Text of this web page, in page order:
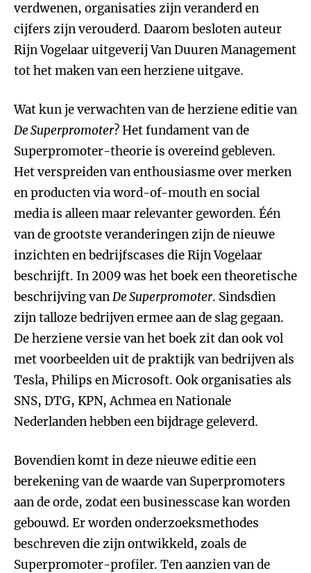
verdwenen, organisaties zijn veranderd en
cijfers zijn verouderd. Daarom besloten auteur
Rijn Vogelaar uitgeverij Van Duuren Management
tot het maken van een herziene uitgave.
Wat kun je verwachten van de herziene editie van
De Superpromoter? Het fundament van de
Superpromoter-theorie is overeind gebleven.
Het verspreiden van enthousiasme over merken
en producten via word-of-mouth en social
media is alleen maar relevanter geworden. Één
van de grootste veranderingen zijn de nieuwe
inzichten en bedrijfscases die Rijn Vogelaar
beschrijft. In 2009 was het boek een theoretische
beschrijving vanDe Superpromoter. Sindsdien
zijn talloze bedrijven ermee aan de slag gegaan.
De herziene versie van het boek zit dan ook vol
met voorbeelden uit de praktijk van bedrijven als
Tesla, Philips en Microsoft. Ook organisaties als
SNS, DTG, KPN, Achmea en Nationale
Nederlanden hebben een bijdrage geleverd.
Bovendien komt in deze nieuwe editie een
berekening van de waarde van Superpromoters
aan de orde, zodat een businesscase kan worden
gebouwd. Er worden onderzoeksmethodes
beschreven die zijn ontwikkeld, zoals de
Superpromoter-profiler. Ten aanzien van de